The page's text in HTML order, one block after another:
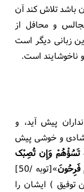
باشد تلاش کند آن
و محافل از
زبانی دیگر است
ناخوشایند است.
پیش آید، و
شادی و خوشی پیش
وَإِن تُصِبْک
فَرِحُونَ
»[توبه /50]
توفیق ) ایشان را